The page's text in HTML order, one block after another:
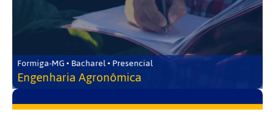
Formiga-MG • Bacharel • Presencial
Engenharia Agronômica